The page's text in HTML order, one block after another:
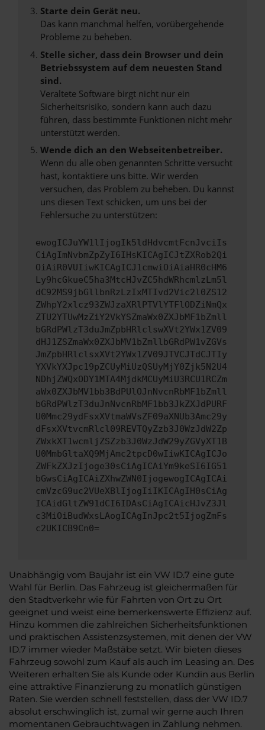
Starte dein Gerät neu.
Das kann manchmal helfen, vorübergehende
Probleme zu beheben.
Stelle sicher, dass dein Browser und dein
Betriebssystem auf dem neuesten Stand
sind.
Veraltete Software birgt nicht nur ein
Sicherheitsrisiko, sondern kann auch dazu
führen, dass bestimmte Funktionen nicht mehr
unterstützt werden.
Wende dich an den Webseitenbetreiber.
Wenn du alle oben genannten Schritte versucht
hast, kontaktiere uns bitte. Wir werden
versuchen, das Problem zu beheben. Du kannst
uns diesen Text schicken, um uns bei der
Fehlersuche zu unterstützen:
ewogICJuYW1lIjogIk5ldHdvcmtFcnJvciIs
CiAgImNvbmZpZyI6IHsKICAgICJtZXRob2Qi
OiAiR0VUIiwKICAgICJ1cmwiOiAiaHR0cHM6
Ly9hcGkueC5ha3MtcHJvZC5hdWRhcmlzLm5l
dC92MS9jbGllbnRzLzIxMTIvd2Vic2l0ZS12
ZWhpY2xlcz93ZWJzaXRlPTVlYTFlODZiNmQx
ZTU2YTUwMzZiY2VkYSZmaWx0ZXJbMF1bZmll
bGRdPWlzT3duJmZpbHRlclswXVt2YWx1ZV09
dHJ1ZSZmaWx0ZXJbMV1bZmllbGRdPW1vZGVs
JmZpbHRlclsxXVt2YWx1ZV09JTVCJTdCJTIy
YXVkYXJpc19pZCUyMiUzQSUyMjY0Zjk5N2U4
NDhjZWQxODY1MTA4MjdkMCUyMiU3RCU1RCZm
aWx0ZXJbMV1bb3BdPUlOJnNvcnRbMF1bZmll
bGRdPWlzT3duJnNvcnRbMF1bb3JkZXJdPURF
U0Mmc29ydFsxXVtmaWVsZF09aXNUb3Amc29y
dFsxXVtvcmRlcl09REVTQyZzb3J0WzJdW2Zp
ZWxkXT1wcmljZSZzb3J0WzJdW29yZGVyXT1B
U0MmbGltaXQ9MjAmc2tpcD0wIiwKICAgICJo
ZWFkZXJzIjoge30sCiAgICAiYm9keSI6IG51
bGwsCiAgICAiZXhwZWN0IjogewogICAgICAi
cmVzcG9uc2VUeXBlIjogIiIKICAgIH0sCiAg
ICAidGltZW91dCI6IDAsCiAgICAicHJvZ3Jl
c3MiOiBudWxsLAogICAgInJpc2t5IjogZmFs
c2UKICB9Cn0=
Unabhängig vom Baujahr ist ein VW ID.7 eine gute
Wahl für Berlin. Das Fahrzeug ist gleichermaßen für
den Stadtverkehr wie für Fahrten von Ort zu Ort
geeignet und weist eine bemerkenswerte Effizienz auf.
Hinzu kommen die zahlreichen Sicherheitsfunktionen
und praktischen Assistenzsystemen, mit denen der VW
ID.7 immer wieder Maßstäbe setzt. Wir bieten dieses
Fahrzeug sowohl zum Kauf als auch im Leasing an. Des
Weiteren erhalten Sie als Kunde oder Kundin aus Berlin
eine attraktive Finanzierung zu monatlich günstigen
Raten. Sie werden schnell feststellen, dass der VW ID.7
absolut erschwinglich ist, zumal wir gerne auch Ihren
momentanen Gebrauchtwagen in Zahlung nehmen.